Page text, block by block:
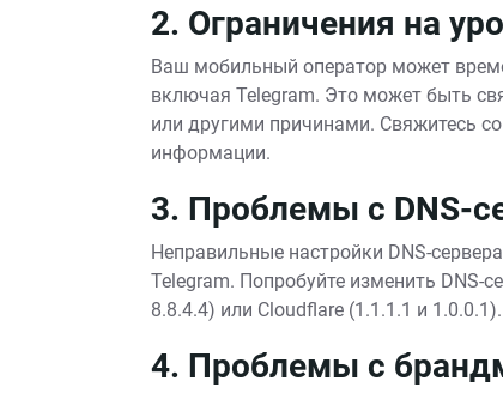
2. Ограничения на
Ваш мобильный оператор может
включая Telegram. Это может быть
или другими причинами. Свяжитесь
информации.
3. Проблемы с DNS-
Неправильные настройки DNS-
Telegram. Попробуйте изменить DNS-
8.8.4.4) или Cloudflare (1.1.1.1 и 1.0.0.1).
4. Проблемы с